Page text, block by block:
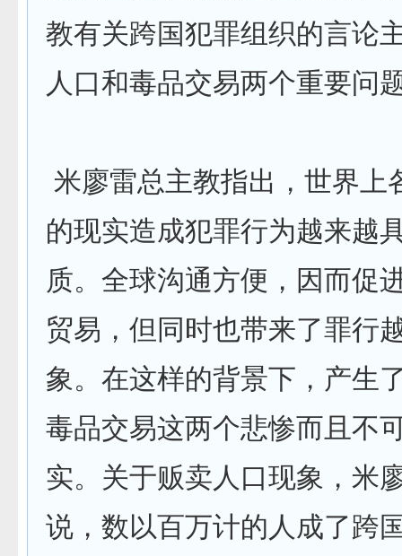
教有关跨国犯罪组织的言论
人口和毒品交易两个重要问
米廖雷总主教指出，世界上
的现实造成犯罪行为越来越
质。全球沟通方便，因而促
贸易，但同时也带来了罪行
象。在这样的背景下，产生
毒品交易这两个悲惨而且不
实。关于贩卖人口现象，米
说，数以百万计的人成了跨